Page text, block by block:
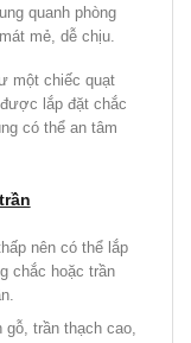
quanh phòng
mẻ, dễ chịu.
một chiếc quạt
lắp đặt chắc
có thể an tâm
nên có thể lắp
chắc hoặc trần
trần thạch cao,